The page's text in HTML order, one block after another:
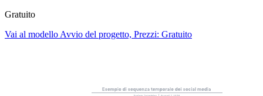
Gratuito
Vai al modello Avvio del progetto, Prezzi: Gratuito